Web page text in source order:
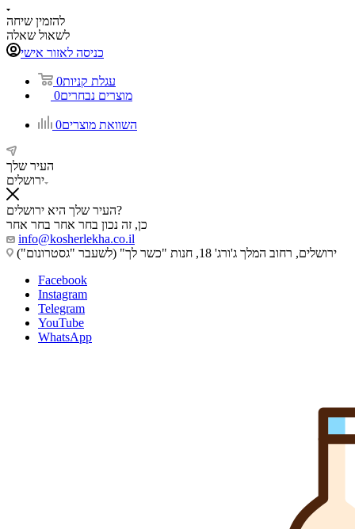
להזמין שיחה
לשאול שאלה
כניסה לאזור אישי
עגלת קניות0
מוצרים נבחרים0
השוואת מוצרים0
העיר שלך
ירושלים
העיר שלך היא ירושלים?
כן, זה נכון בחר אחר בחר אחר
info@kosherlekha.co.il
ירושלים, רחוב המלך ג'ורג' 18, חנות "כשר לך" (לשעבר "גסטרונום")
Facebook
Instagram
Telegram
YouTube
WhatsApp